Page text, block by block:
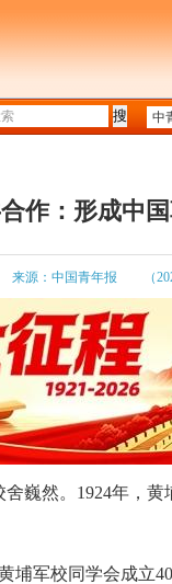
中
作：形成中
来源：中国青年报 （
巍然。1924年，
埔军校同学会成立